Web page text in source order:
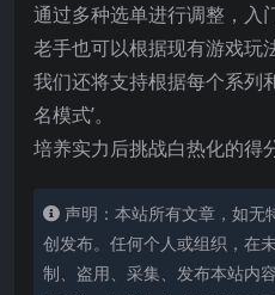
通过多种选单进行调整，入
老手也可以根据现有游戏玩
我们还将支持根据每个系列
名模式’。
培养实力后挑战白热化的得
声明：本站所有文章，如无
创发布。任何个人或组织，在
制、盗用、采集、发布本站内